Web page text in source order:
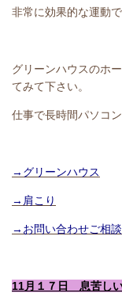
非常に効果的な運動で
グリーンハウスのホ
てみて下さい。
仕事で長時間パソコ
→グリーンハウス
→肩こり
→お問い合わせご相
11月１７日 息苦し